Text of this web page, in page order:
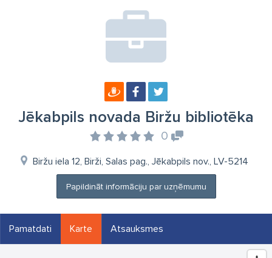
Jēkabpils novada Biržu bibliotēka
0
Biržu iela 12, Birži, Salas pag., Jēkabpils nov., LV-5214
Papildināt informāciju par uzņēmumu
Pamatdati Karte Atsauksmes